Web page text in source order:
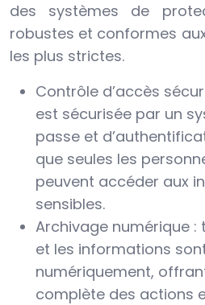
des systèmes de
robustes et conformes
les plus strictes.
Contrôle d’accès
est sécurisée par un
passe et
que seules les
peuvent accéder aux
sensibles.
Archivage numérique
et les informations
numériquement,
complète des actions